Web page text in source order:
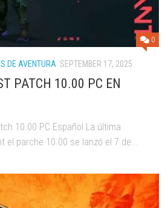
0
DE AVENTURA SEPTEMBER 17, 2025
PATCH 10.00 PC EN
10.00 PC Español La última
el parche 10.00 se lanzó el 7 de...